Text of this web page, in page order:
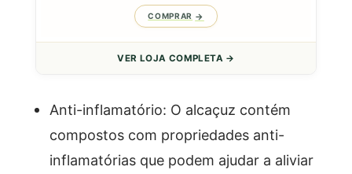
COMPRAR
VER LOJA COMPLETA →
Anti-inflamatório: O alcaçuz contém
compostos com propriedades anti-
inflamatórias que podem ajudar a aliviar